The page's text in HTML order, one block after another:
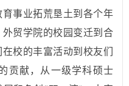
事业拓荒垦土到各个年
贸学院的校园变迁到合
校的丰富活动到校友们
贡献，从一级学科硕士